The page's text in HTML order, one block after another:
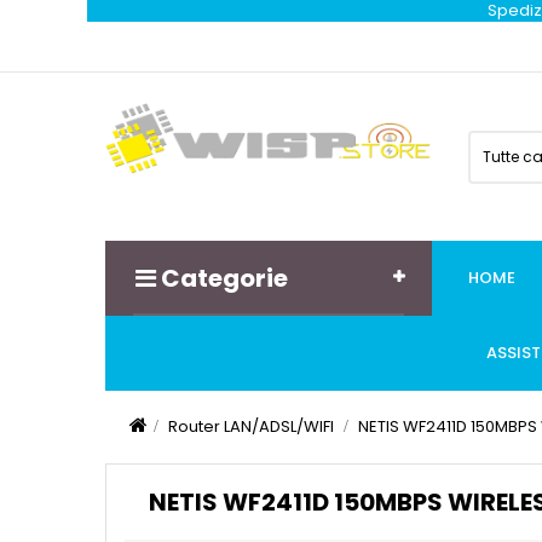
Tutte
Categorie HOME
Router LAN/ADSL/WIFI NETIS WF2411D
NETIS WF2411D 150MBPS